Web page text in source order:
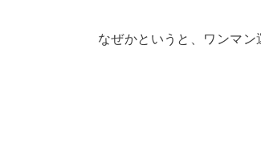
なぜかというと、ワンマン